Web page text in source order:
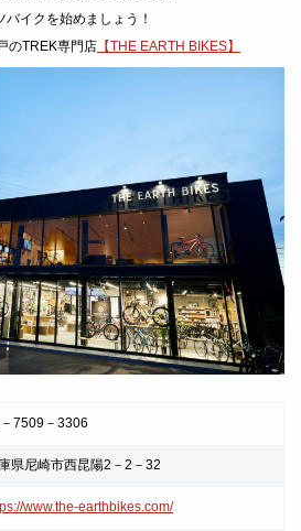
イクを始めましょう！
のTREK専門店 【THE EARTH BIKES】
7509－3306
県尼崎市西昆陽2－2－32
www.the-earthbikes.com/